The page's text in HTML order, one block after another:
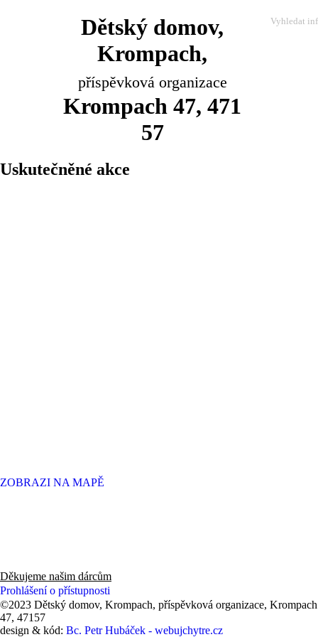
Dětský domov,
Krompach,
příspěvková organizace
Krompach 47, 471
57
Uskutečněné akce
ZOBRAZI NA MAPĚ
Děkujeme našim dárcům
Prohlášení o přístupnosti
©2023 Dětský domov, Krompach, příspěvková organizace, Krompach
47, 47157
design & kód: Bc. Petr Hubáček - webujchytre.cz